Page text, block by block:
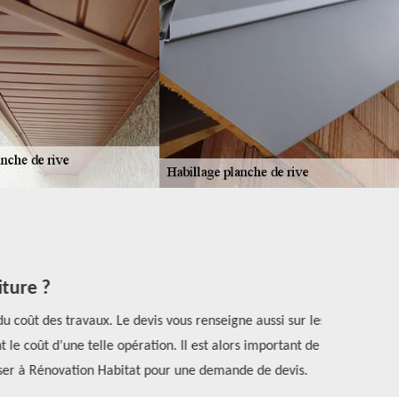
?
des travaux. Le devis vous renseigne aussi sur les
coût d’une telle opération. Il est alors important de
à Rénovation Habitat pour une demande de devis.